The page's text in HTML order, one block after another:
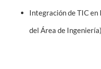
Integración de TIC
del Área de Ingeniería).